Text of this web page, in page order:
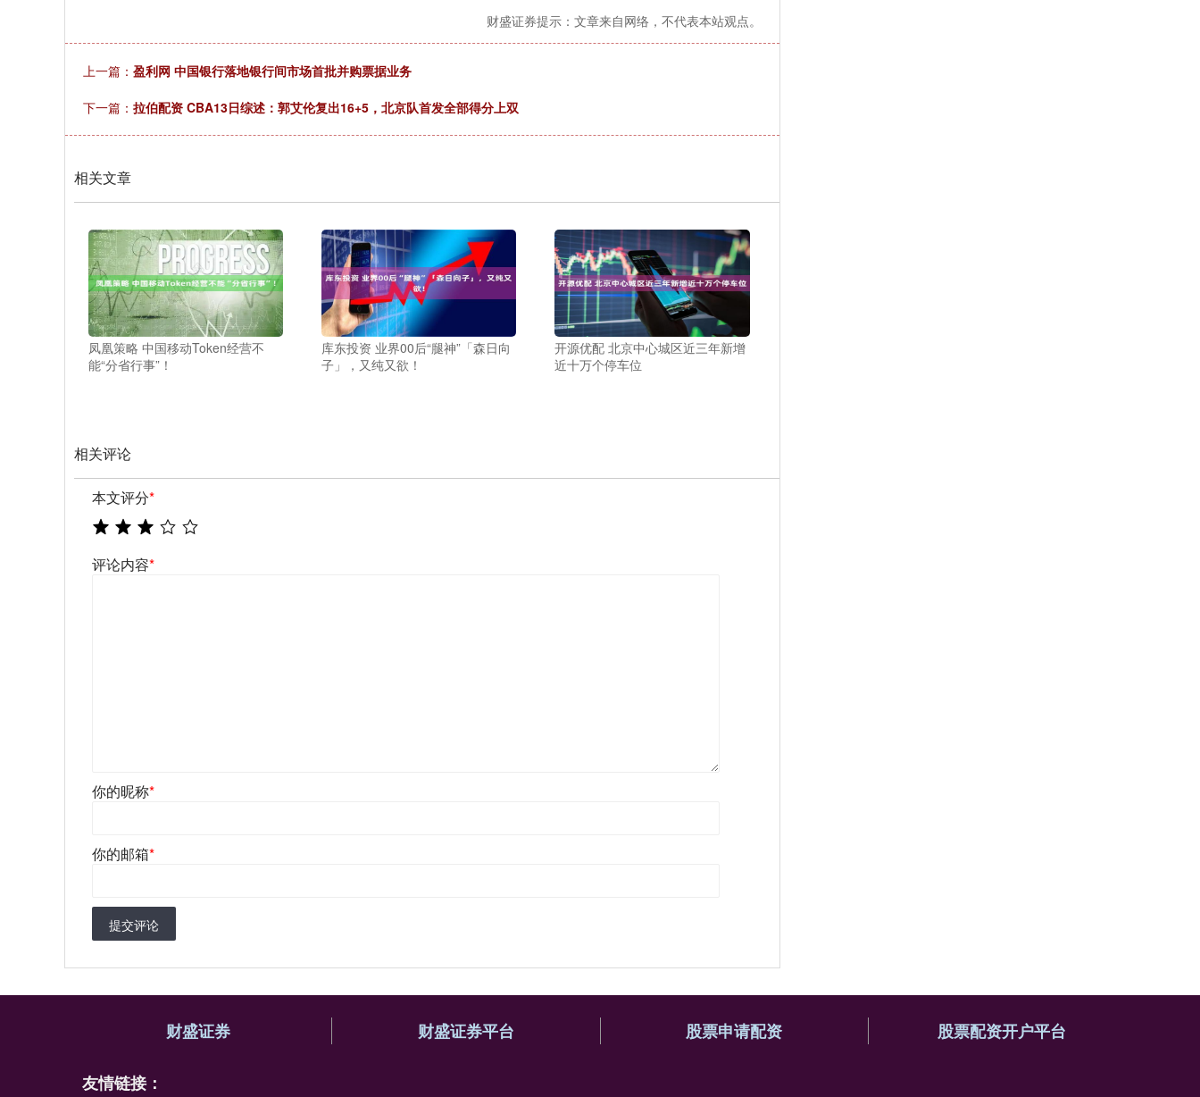
财盛证券提示：文章来自网络，不代表本站观点。
上一篇： 盈利网 中国银行落地银行间市场首批并购票据业务
下一篇： 拉伯配资 CBA13日综述：郭艾伦复出16+5，北京队首发全部得分上双
相关文章
凤凰策略 中国移动Token经营不
能“分省行事”！
库东投资 业界00后“腿神”「森日向
子」，又纯又欲！
开源优配 北京中心城区近三年新增
近十万个停车位
相关评论
本文评分*
评论内容*
你的昵称*
你的邮箱*
提交评论
财盛证券 财盛证券平台 股票申请配资 股票配资开户平台
友情链接：